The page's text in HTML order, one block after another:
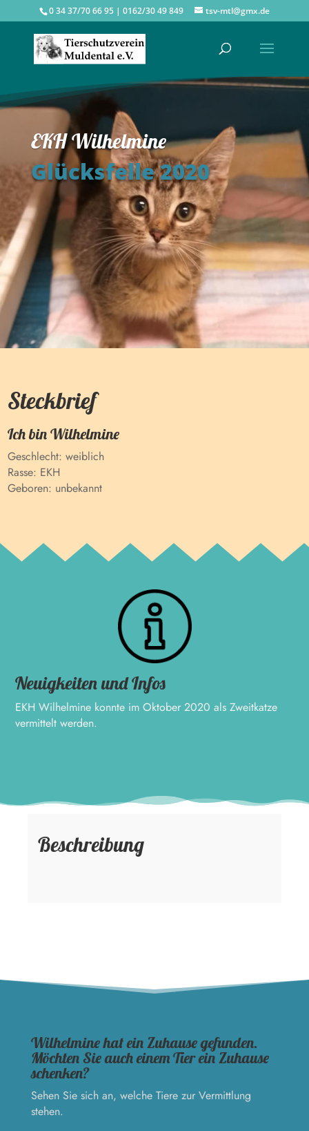
0 34 37/70 66 95 | 0162/30 49 849 tsv-mtl@gmx.de
EKH Wilhelmine
Glücksfelle 2020
Steckbrief
Ich binWilhelmine
Geschlecht:weiblich
Rasse: EKH
Geboren: unbekannt
Neuigkeiten und Infos
EKH Wilhelmine konnte im Oktober 2020 als Zweitkatze
vermittelt werden.
Beschreibung
Wilhelmine hat ein Zuhause gefunden.
Möchten Sie auch einem Tier ein Zuhause
schenken?
Sehen Sie sich an, welche Tiere zur Vermittlung
stehen.